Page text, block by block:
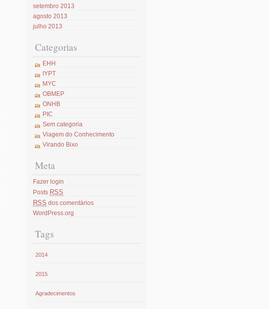
setembro 2013
agosto 2013
julho 2013
Categorias
EHH
IYPT
MYC
OBMEP
ONHB
PIC
Sem categoria
Viagem do Conhecimento
Virando Bixo
Meta
Fazer login
Posts RSS
RSS dos comentários
WordPress.org
Tags
2014
2015
Agradecimentos